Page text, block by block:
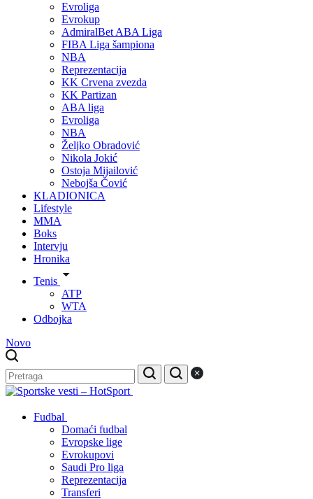
Evroliga
Evrokup
AdmiralBet ABA Liga
FIBA Liga šampiona
NBA
Reprezentacija
KK Crvena zvezda
KK Partizan
ABA liga
Evroliga
NBA
Željko Obradović
Nikola Jokić
Ostoja Mijailović
Nebojša Čović
KLADIONICA
Lifestyle
MMA
Boks
Intervju
Hronika
Tenis
ATP
WTA
Odbojka
Novo
Fudbal
Domaći fudbal
Evropske lige
Evrokupovi
Saudi Pro liga
Reprezentacija
Transferi